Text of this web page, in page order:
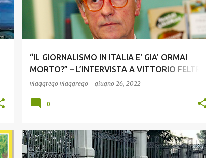
“IL GIORNALISMO IN ITALIA E' GIA' ORMAI
MORTO?” – L’INTERVISTA A VITTORIO FELTRI !
(VIDEO)!
viaggrego viaggrego - giugno 26, 2022
0
COVID19 NEWS SCIENZA